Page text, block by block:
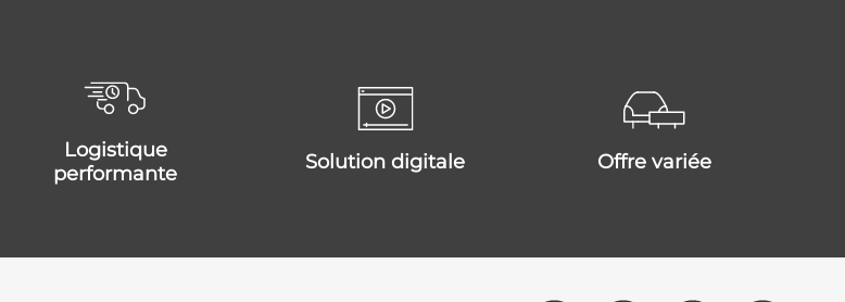
logistique
performante
solution digitale offre variée